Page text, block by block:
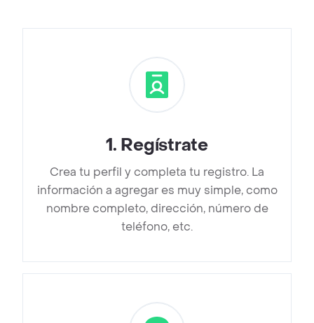
1. Regístrate
Crea tu perfil y completa tu registro. La
información a agregar es muy simple, como
nombre completo, dirección, número de
teléfono, etc.